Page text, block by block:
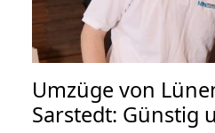
Umzüge von
Sarstedt: Günstig